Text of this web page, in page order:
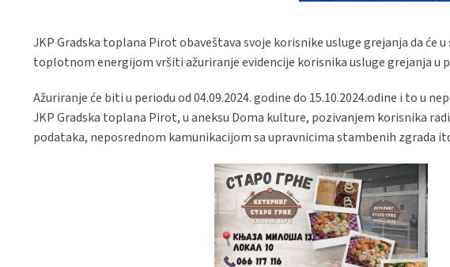
JKP Gradska toplana Pirot obaveštava svoje korisnike usluge grejanja da će
toplotnom energijom vršiti ažuriranje evidencije korisnika usluge grejanja u
Ažuriranje će biti u periodu od 04.09.2024. godine do 15.10.2024.odine i to u
JKP Gradska toplana Pirot, u aneksu Doma kulture, pozivanjem korisnika
podataka, neposrednom kamunikacijom sa upravnicima stambenih zgrada